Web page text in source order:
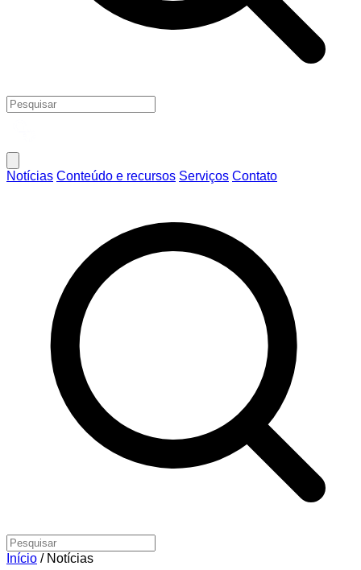
Notícias Conteúdo e recursos Serviços Contato
Início / Notícias